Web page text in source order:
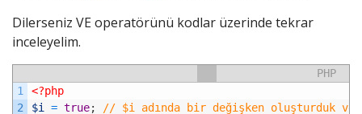
Dilerseniz VE operatörünü kodlar üzerinde tekrar
inceleyelim.
PHP
1
2
<?php
$i
= true;
// $i adında bir değişken oluşturduk ve